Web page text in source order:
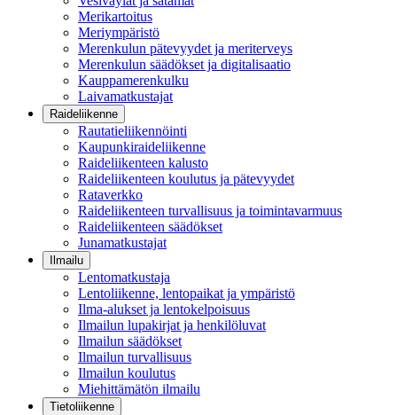
Merikartoitus
Meriympäristö
Merenkulun pätevyydet ja meriterveys
Merenkulun säädökset ja digitalisaatio
Kauppamerenkulku
Laivamatkustajat
Raideliikenne
Rautatieliikennöinti
Kaupunkiraideliikenne
Raideliikenteen kalusto
Raideliikenteen koulutus ja pätevyydet
Rataverkko
Raideliikenteen turvallisuus ja toimintavarmuus
Raideliikenteen säädökset
Junamatkustajat
Ilmailu
Lentomatkustaja
Lentoliikenne, lentopaikat ja ympäristö
Ilma-alukset ja lentokelpoisuus
Ilmailun lupakirjat ja henkilöluvat
Ilmailun säädökset
Ilmailun turvallisuus
Ilmailun koulutus
Miehittämätön ilmailu
Tietoliikenne